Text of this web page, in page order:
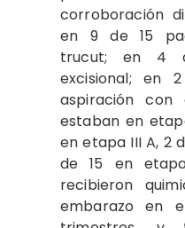
corroboración
en 9 de 15
trucut; en 4
excisional; en
aspiración
estaban en
en etapa III A, 2
de 15 en
recibieron
embarazo en